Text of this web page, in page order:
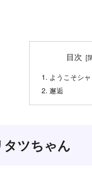
目次
ようこそシ
邂逅
ツちゃん